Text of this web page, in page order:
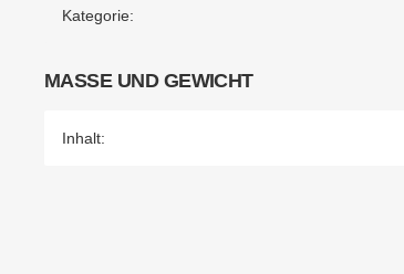
Kategorie:
MASSE UND GEWICHT
Inhalt: